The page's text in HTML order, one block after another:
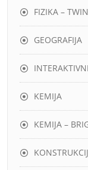
FIZIKA –
GEOGRAFIJA
KEMIJA
KEMIJA –